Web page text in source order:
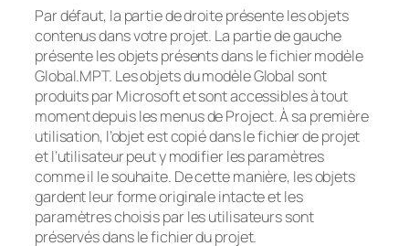
Par défaut, la partie de droite présente les objets
contenus dans votre projet. La partie de gauche
présente les objets présents dans le fichier modèle
Global.MPT. Les objets du modèle Global sont
produits par Microsoft et sont accessibles à tout
moment depuis les menus de Project. À sa première
utilisation, l’objet est copié dans le fichier de projet
et l’utilisateur peut y modifier les paramètres
comme il le souhaite. De cette manière, les objets
gardent leur forme originale intacte et les
paramètres choisis par les utilisateurs sont
préservés dans le fichier du projet.